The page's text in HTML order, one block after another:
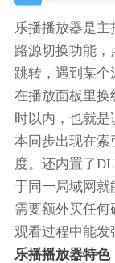
乐播播放器是
路源切换功能
跳转，遇到某
在播放面板里换
时以内，也就
本同步出现在索
度。还内置了
于同一局域网就
需要额外买任
观看过程中能发
乐播播放器特色